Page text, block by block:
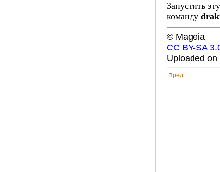
Запустить
команду
© Mageia
CC BY-SA
Uploaded
Пред.